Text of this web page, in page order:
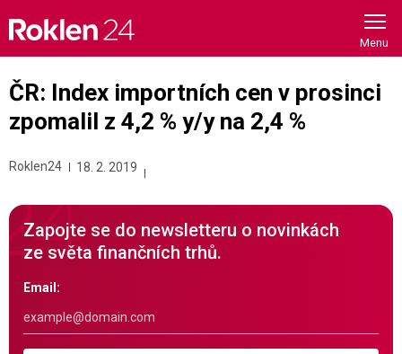
content
ČR: Index importních cen v prosinci
zpomalil z 4,2 % y/y na 2,4 %
Roklen24 18. 2. 2019
Zapojte se do newsletteru o novinkách
ze světa finančních trhů.
Email: